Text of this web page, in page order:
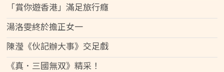
「賞你遊香港」滿足旅行癮
湯洛雯終於擔正女一
陳瀅《伙記辦大事》交足戲
《真．三國無双》精采！